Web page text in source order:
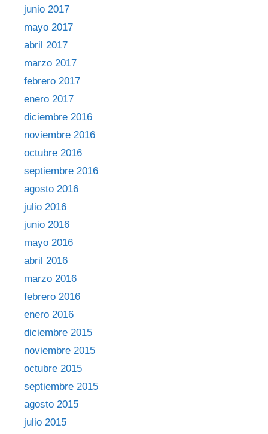
junio 2017
mayo 2017
abril 2017
marzo 2017
febrero 2017
enero 2017
diciembre 2016
noviembre 2016
octubre 2016
septiembre 2016
agosto 2016
julio 2016
junio 2016
mayo 2016
abril 2016
marzo 2016
febrero 2016
enero 2016
diciembre 2015
noviembre 2015
octubre 2015
septiembre 2015
agosto 2015
julio 2015